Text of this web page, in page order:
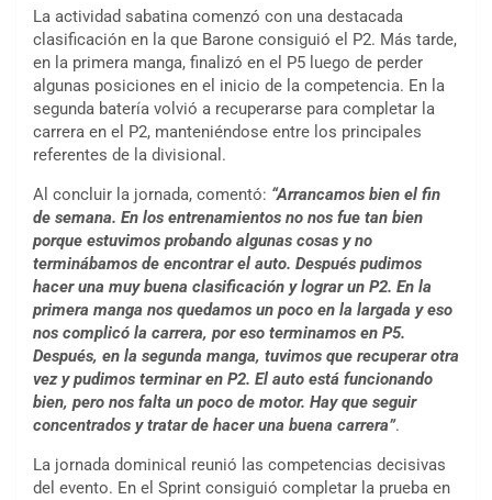
La actividad sabatina comenzó con una destacada
clasificación en la que Barone consiguió el P2. Más tarde,
en la primera manga, finalizó en el P5 luego de perder
algunas posiciones en el inicio de la competencia. En la
segunda batería volvió a recuperarse para completar la
carrera en el P2, manteniéndose entre los principales
referentes de la divisional.
Al concluir la jornada, comentó: “Arrancamos bien el fin
de semana. En los entrenamientos no nos fue tan bien
porque estuvimos probando algunas cosas y no
terminábamos de encontrar el auto. Después pudimos
hacer una muy buena clasificación y lograr un P2. En la
primera manga nos quedamos un poco en la largada y eso
nos complicó la carrera, por eso terminamos en P5.
Después, en la segunda manga, tuvimos que recuperar otra
vez y pudimos terminar en P2. El auto está funcionando
bien, pero nos falta un poco de motor. Hay que seguir
concentrados y tratar de hacer una buena carrera”.
La jornada dominical reunió las competencias decisivas
del evento. En el Sprint consiguió completar la prueba en